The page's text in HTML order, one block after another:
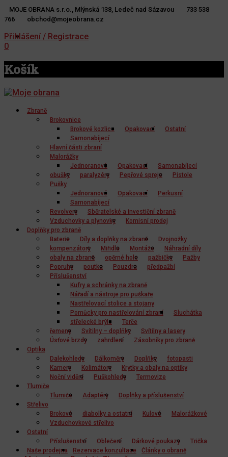
MOJE OBRANA s.r.o., Mlýnská 138, Ledeč nad Sázavou
733 538
766
obchod@mojeobrana.cz
YT
TW
Přihlášení / Registrace
0
Košík
Zbraně
Brokovnice
Brokové kozlice
Opakovací
Ostatní
Samonabíjecí
Hlavní části zbraní
Malorážky
Jednoranové
Opakovací
Samonabíjecí
obušky
paralyzéry Pepřové spreje
Pistole
Pušky
Jednoranové
Opakovací
Perkusní
Samonabíjecí
Revolvery
Sběratelské a investiční zbraně
Vzduchovky a plynovky
Komisní prodej
Doplňky pro zbraně
Baterie
Díly a doplňky na zbraně
Dvojnožky
kompenzátory
Miřidla Montáže
Náhradní díly
obaly na zbraně
opěrné hole pažbičky
Pažby
Popruhy
poutka Pouzdra
předpažbí
Příslušenství
Kufry a schránky na zbraně
Nářadí a nástroje pro puškaře
Nastřelovací stolice a stojany
Pomůcky pro nastřelování zbraní
Sluchátka
střelecké brýle
Terče
řemeny
Svítilny – doplňky
Svítilny a lasery
Úsťové brzdy
zahrdlení
Zásobníky pro zbraně
Optika
Dalekohledy
Dálkoměry Doplňky
fotopasti
Kamery
Kolimátory
Krytky a obaly na optiky
Noční vidění
Puškohledy
Termovize
Tlumiče
Tlumiče
Adaptéry
Doplňky a příslušenství
Střelivo
Brokové
diabolky a ostatní Kulové
Malorážkové
Vzduchovkové střelivo
Ostatní
Příslušenství
Oblečení Dárkové poukazy
Trička
Naše prodejna
Rezervace konzultace Články o obraně